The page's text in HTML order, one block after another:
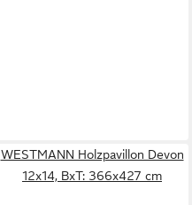
WESTMANN Holzpavillon Devon
12x14, BxT: 366x427 cm